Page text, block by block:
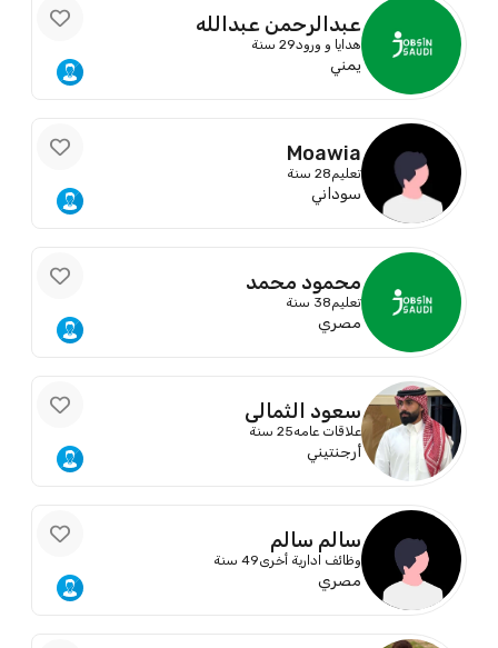
عبدالرحمن عبدالله
هدايا و ورود29 سنة
يمني
Moawia
تعليم 28 سنة
سوداني
محمود محمد
تعليم 38 سنة
مصري
سعود الثمالي
علاقات عامه25 سنة
أرجنتيني
سالم سالم
وظائف ادارية أخرى49 سنة
مصري